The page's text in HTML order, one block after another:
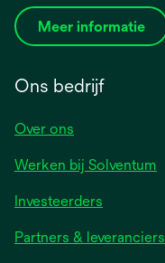
Meer informatie
Ons bedrijf
Over ons
Werken bij Solventum
Investeerders
Partners & leveranciers